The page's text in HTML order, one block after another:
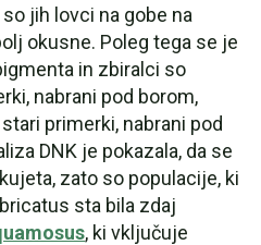
jih lovci na gobe na
okusne. Poleg tega se je
in zbiralci so
nabrani pod borom,
primerki, nabrani pod
DNK je pokazala, da se
zato so populacije, ki
sta bila zdaj
, ki vključuje